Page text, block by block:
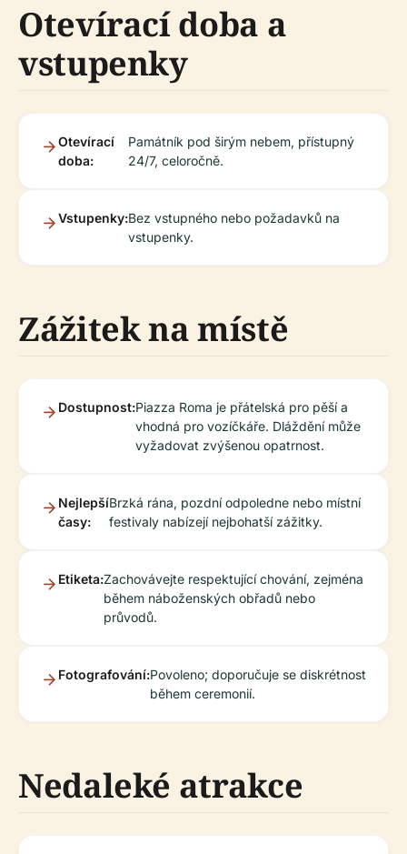
Otevírací doba a
vstupenky
Otevírací
doba:
Památník pod širým nebem, přístupný
24/7, celoročně.
Vstupenky:Bez vstupného nebo požadavků na
vstupenky.
Zážitek na místě
Dostupnost:Piazza Roma je přátelská pro pěší a
vhodná pro vozíčkáře. Dláždění může
vyžadovat zvýšenou opatrnost.
Nejlepší
časy:
Brzká rána, pozdní odpoledne nebo místní
festivaly nabízejí nejbohatší zážitky.
Etiketa:Zachovávejte respektující chování, zejména
během náboženských obřadů nebo
průvodů.
Fotografování:Povoleno; doporučuje se diskrétnost
během ceremonií.
Nedaleké atrakce